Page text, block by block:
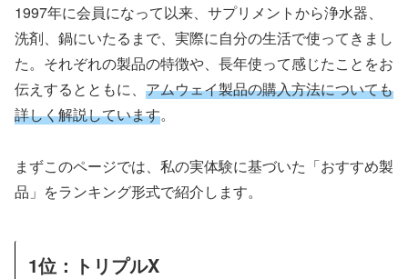
1997年に会員になって以来、サプリメントから浄水器、
洗剤、鍋にいたるまで、実際に自分の生活で使ってきまし
た。それぞれの製品の特徴や、長年使って感じたことをお
伝えするとともに、 アムウェイ製品の購入方法についても
詳しく解説しています。
まずこのページでは、私の実体験に基づいた「おすすめ製
品」をランキング形式で紹介します。
1位：トリプルX